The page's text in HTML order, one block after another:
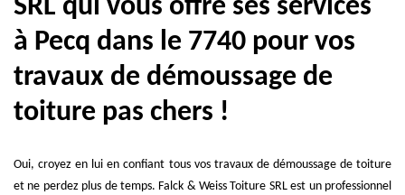
SRL qui vous offre ses services
à Pecq dans le 7740 pour vos
travaux de démoussage de
toiture pas chers !
Oui, croyez en lui en confiant tous vos travaux de démoussage de toiture
et ne perdez plus de temps. Falck & Weiss Toiture SRL est un professionnel